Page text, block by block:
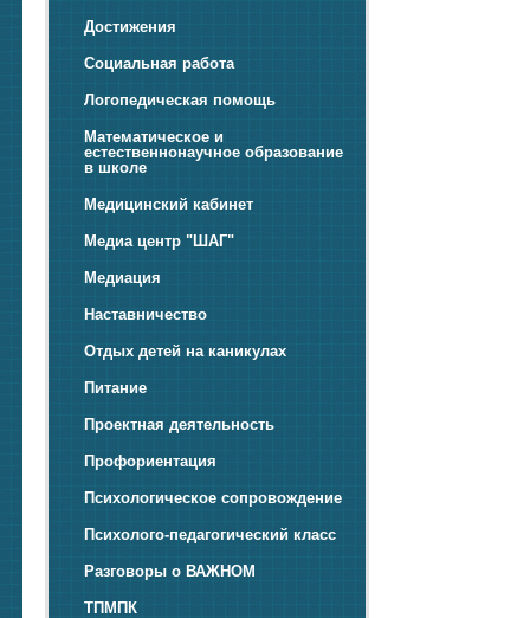
Достижения
Социальная работа
Логопедическая помощь
Математическое и
естественнонаучное образование
в школе
Медицинский кабинет
Медиа центр "ШАГ"
Медиация
Наставничество
Отдых детей на каникулах
Питание
Проектная деятельность
Профориентация
Психологическое сопровождение
Психолого-педагогический класс
Разговоры о ВАЖНОМ
ТПМПК